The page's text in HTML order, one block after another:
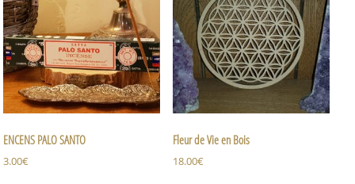
ENCENS PALO SANTO
3.00€
Fleur de Vie en Bois
18.00€